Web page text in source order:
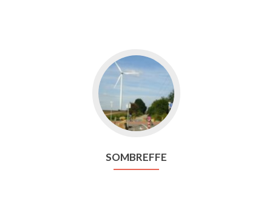
Aller
vers
Sombreffe
SOMBREFFE